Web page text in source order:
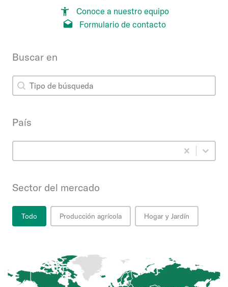
Conoce a nuestro equipo
Formulario de contacto
Buscar en
Buscar en
Buscar en
País
País
Sector del mercado
Sector del mercado
Todo Producción agrícola Hogar y Jardín